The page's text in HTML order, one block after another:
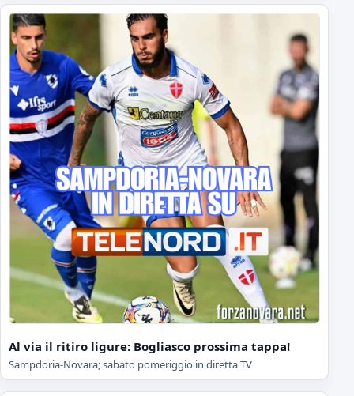
Al via il ritiro ligure: Bogliasco prossima tappa!
Sampdoria-Novara; sabato pomeriggio in diretta TV